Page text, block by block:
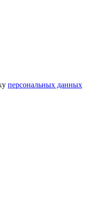
персональных данных